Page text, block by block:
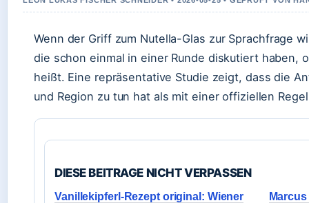
Wenn der Griff zum Nutella-Glas zur Sprachfrage
die schon einmal in einer Runde diskutiert haben,
heißt. Eine repräsentative Studie zeigt, dass die
und Region zu tun hat als mit einer offiziellen
DIESE BEITRAGE NICHT VERPASSEN
Vanillekipferl-Rezept original: Wiener